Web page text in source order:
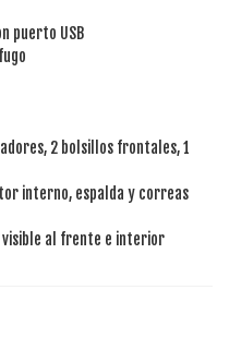
puerto USB
2 bolsillos frontales, 1
interno, espalda y correas
visible al frente e interior